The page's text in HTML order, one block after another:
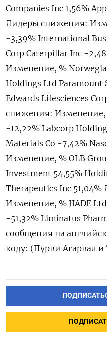
Companies Inc 1,56%
Лидеры снижения:
-3,​39% International
Corp Caterpillar Inc -
Изменение, %
Holdings Ltd Paramount
Edwards Lifesciences
снижения: Изменение,
-12,22% Labcorp
Materials Co -7,42%
Изменение, % OLB
Investment 54,55%
Therapeutics Inc
Изменение, % JIADE
-51,32% Liminatus
сообщения на
коду: (Пурви ‌Агарвал